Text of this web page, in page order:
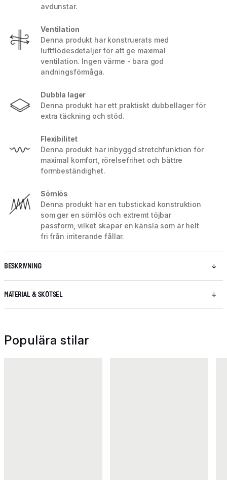
avdunstar.
Ventilation
Denna produkt har konstruerats med
luftflödesdetaljer för att ge maximal
ventilation. Ingen värme - bara god
andningsförmåga.
Dubbla lager
Denna produkt har ett praktiskt dubbellager för
extra täckning och stöd.
Flexibilitet
Denna produkt har inbyggd stretchfunktion för
maximal komfort, rörelsefrihet och bättre
formbeständighet.
Sömlös
Denna produkt har en tubstickad konstruktion
som ger en sömlös och extremt töjbar
passform, vilket skapar en känsla som är helt
fri från irriterande fållar.
BESKRIVNING
MATERIAL & SKÖTSEL
Populära stilar